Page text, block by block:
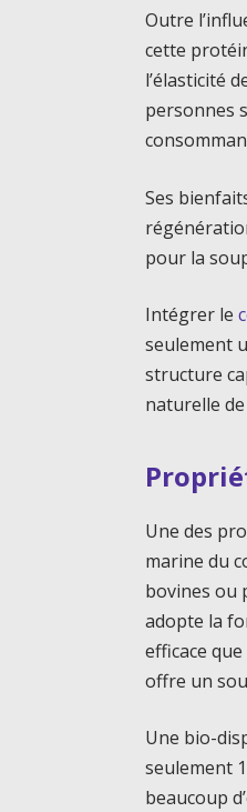
Outre
cette
l’élasticité
personnes
Ses
pour la
Intégrer le
seulement
structure
naturelle
Une des
marine du
bovines ou
adopte la
efficace
offre un
Une bio-
seulement
beaucoup